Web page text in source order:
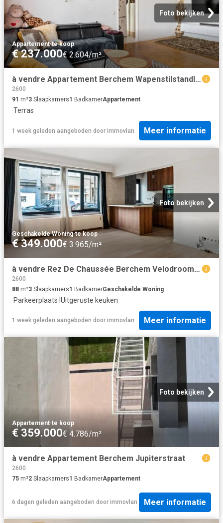
Foto bekijken
Appartement·te koop
€ 237.000€ 2.604/m²
à vendre Appartement Berchem Wapenstilstandlaan
2600
91 m²3 Slaapkamers1 BadkamerAppartement
·Terras
1 week geleden aangeboden door immovlan Meer informatie
Foto bekijken
Geschakelde Woning·te koop
€ 349.000€ 3.965/m²
à vendre Rez De Chaussée Berchem Velodroomstraat
2600
88 m²3 Slaapkamers1 BadkamerGeschakelde Woning
·Parkeerplaats·IUitgeruste keuken
1 week geleden aangeboden door immovlan Meer informatie
Foto bekijken
Appartement·te koop
€ 359.000€ 4.786/m²
à vendre Appartement Berchem Jupiterstraat
2600
75 m²2 Slaapkamers1 BadkamerAppartement
6 dagen geleden aangeboden door immovlan Meer informatie